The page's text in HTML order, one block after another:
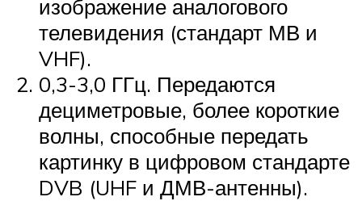
изображение аналогового
телевидения (стандарт МВ и
VHF).
0,3-3,0 ГГц. Передаются
дециметровые, более короткие
волны, способные передать
картинку в цифровом стандарте
DVB (UHF и ДМВ-антенны).